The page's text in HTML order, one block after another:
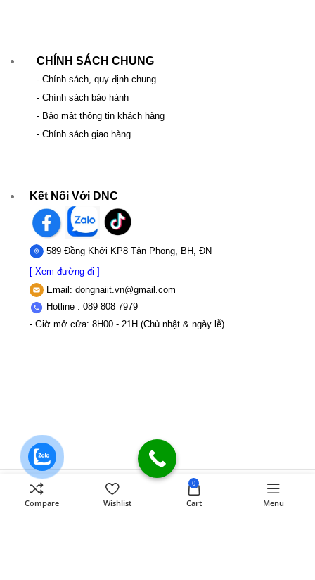
CHÍNH SÁCH CHUNG
- Chính sách, quy định chung
- Chính sách bảo hành
- Bảo mật thông tin khách hàng
- Chính sách giao hàng
Kết Nối Với DNC
589 Đồng Khởi KP8 Tân Phong, BH, ĐN
[ Xem đường đi ]
Email: dongnaiit.vn@gmail.com
Hotline : 089 808 7979
- Giờ mở cửa: 8H00 - 21H (Chủ nhật & ngày lễ)
CÔNG TY TNHH VI TÍNH ĐỒNG NAI
589,Đồng Khởi, KP8, P.Tân Triều, Tỉnh
Compare Wishlist
0
Cart Menu